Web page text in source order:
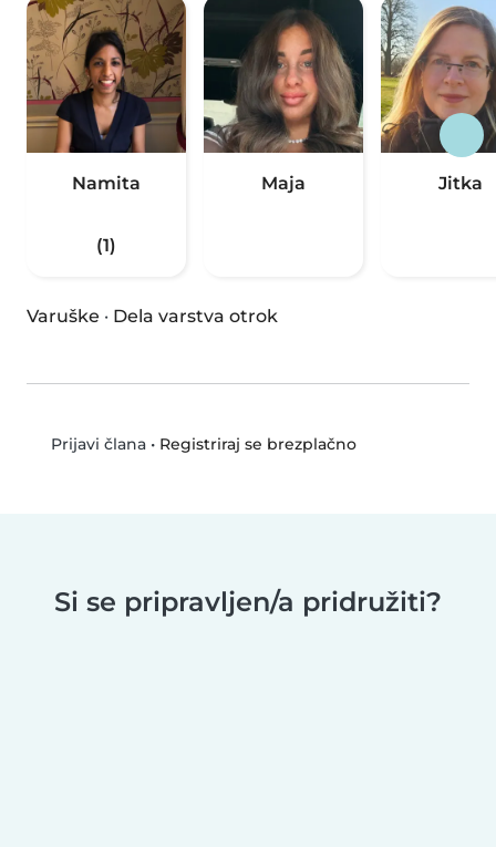
Namita
(1)
Maja Jitka
Varuške · Dela varstva otrok
Prijavi člana• Registriraj se brezplačno
Si se pripravljen/a pridružiti?